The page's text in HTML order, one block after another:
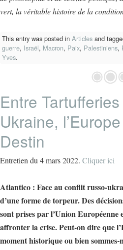
vert, la véritable histoire de la
This entry was posted in Articles and
guerre, Israël, Macron, Paix, Palestiniens,
Yves.
Entre
Ukraine,
Destin
Entretien du 4 mars 2022. Cliquer ici
Atlantico : Face au conflit russo-
d’une forme de torpeur. Des
sont prises par l’Union Européenne
affronter la crise. Peut-on dire que
moment historique ou bien